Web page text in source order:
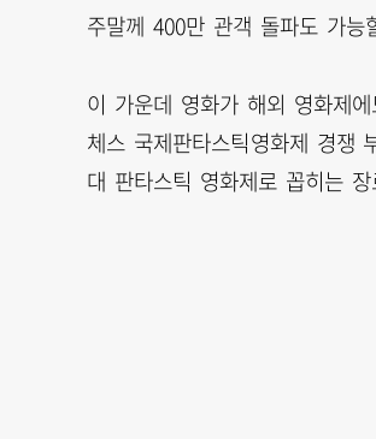
주말께 400만 관객 돌파도 가능
이 가운데 영화가 해외 영화제
체스 국제판타스틱영화제 경쟁
대 판타스틱 영화제로 꼽히는